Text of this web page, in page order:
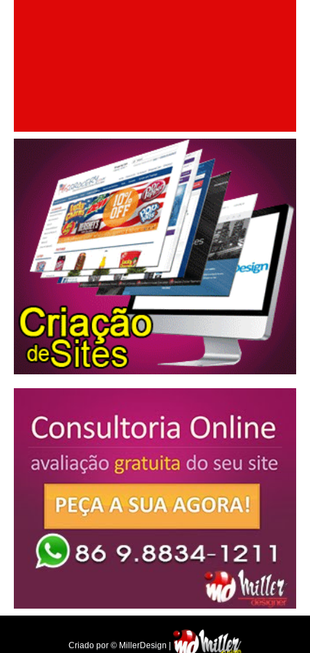
Criado por © MillerDesign |